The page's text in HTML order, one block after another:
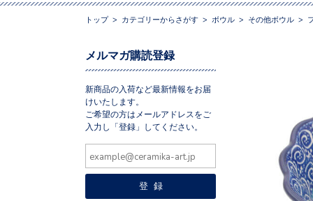
トップ> カテゴリーからさがす > ボウル > その他ボウル >
メルマガ購読登録
新商品の入荷など最新情報をお届
けいたします。
ご希望の方はメールアドレスをご
入力し「登録」してください。